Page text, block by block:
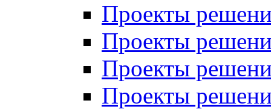
Проекты
Проекты
Проекты
Проекты